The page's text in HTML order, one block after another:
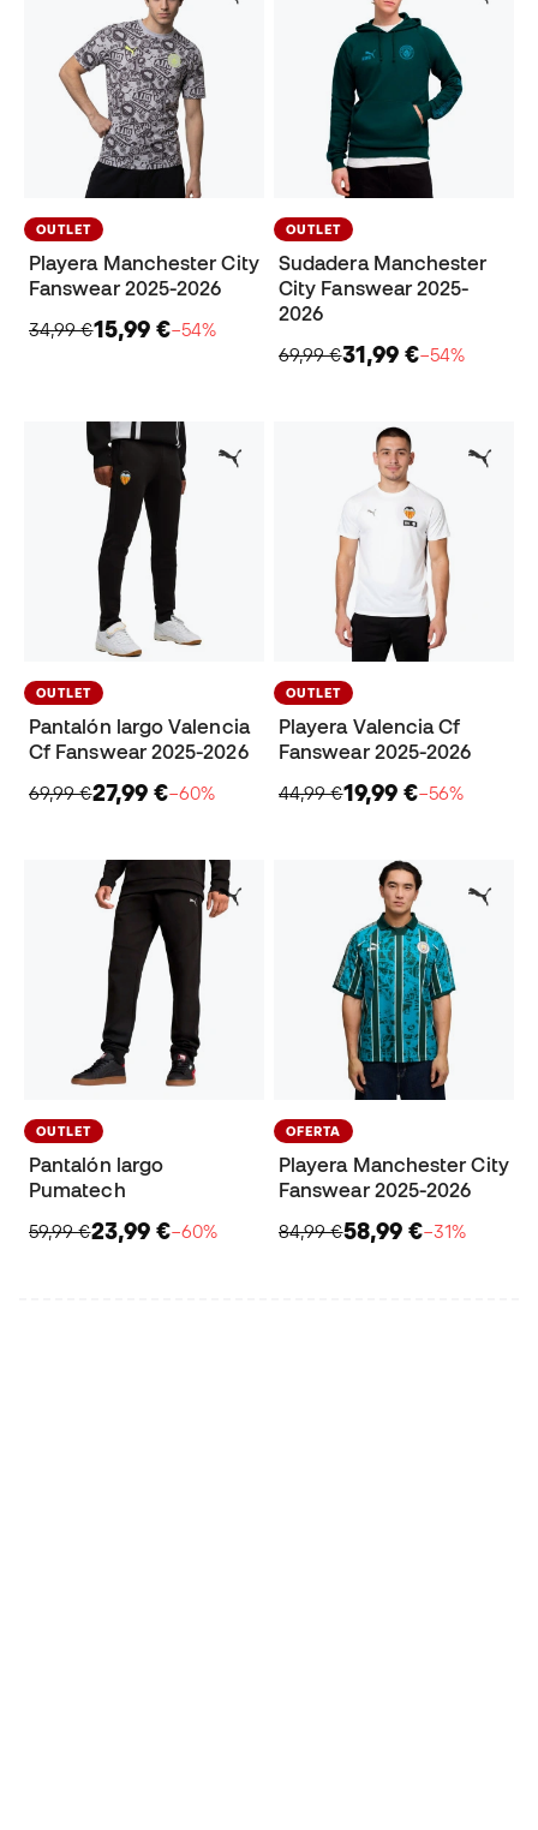
OUTLET
Playera Manchester City
Fanswear 2025-2026
34,99 €15,99 €−54%
OUTLET
Sudadera Manchester
City Fanswear 2025-
2026
69,99 €31,99 €−54%
OUTLET
Pantalón largo Valencia
Cf Fanswear 2025-2026
69,99 €27,99 €−60%
OUTLET
Playera Valencia Cf
Fanswear 2025-2026
44,99 €19,99 €−56%
OUTLET
Pantalón largo
Pumatech
59,99 €23,99 €−60%
OFERTA
Playera Manchester City
Fanswear 2025-2026
84,99 €58,99 €−31%